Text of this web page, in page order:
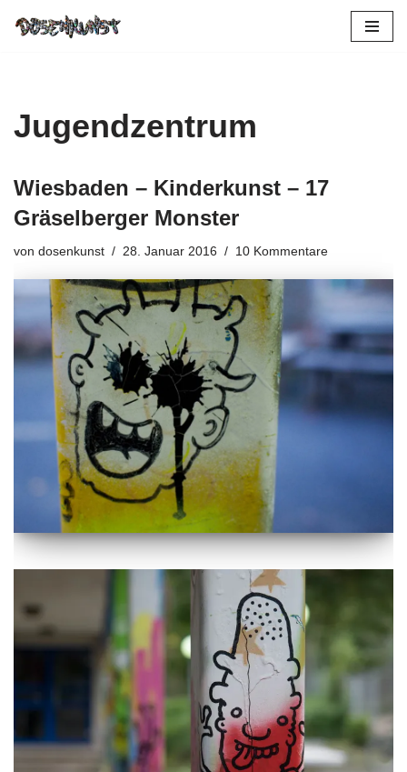
Jugendzentrum
Wiesbaden – Kinderkunst – 17
Gräselberger Monster
von dosenkunst 28. Januar 2016 10 Kommentare